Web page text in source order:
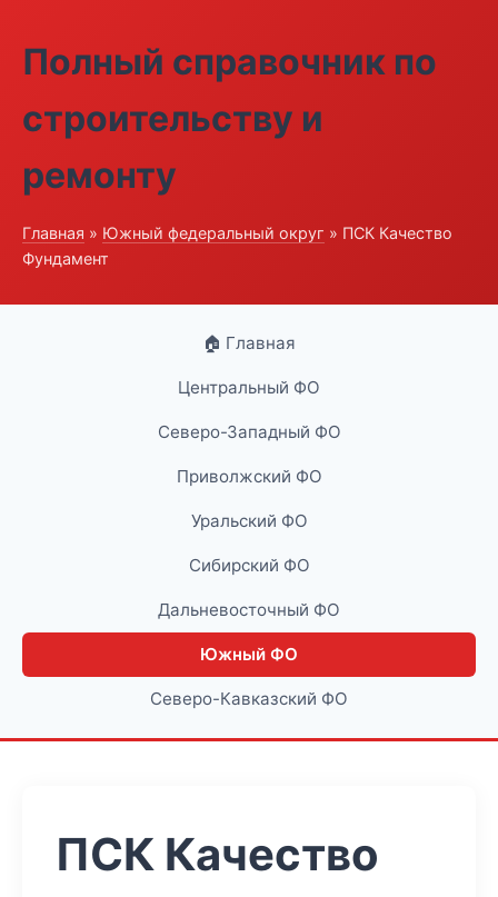
Полный справочник по
строительству и
ремонту
Главная » Южный федеральный округ » ПСК Качество
Фундамент
🏠 Главная
Центральный ФО
Северо-Западный ФО
Приволжский ФО
Уральский ФО
Сибирский ФО
Дальневосточный ФО
Южный ФО
Северо-Кавказский ФО
ПСК Качество